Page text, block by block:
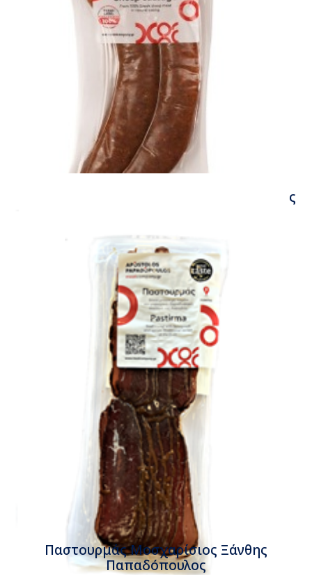
Λουκάνικο πρόβειο Ξάνθης Παπαδόπουλος
Τιμή κιλού
€16,50
Παστουρμάς Μοσχαρίσιος Ξάνθης
Παπαδόπουλος